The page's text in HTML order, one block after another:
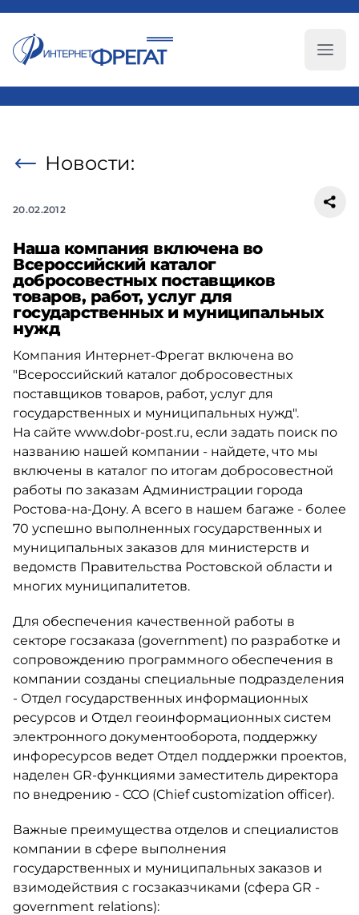
Новости:
20.02.2012
Наша компания включена во
Всероссийский каталог
добросовестных поставщиков
товаров, работ, услуг для
государственных и муниципальных
нужд
Компания Интернет-Фрегат включена во
"Всероссийский каталог добросовестных
поставщиков товаров, работ, услуг для
государственных и муниципальных нужд".
На сайте www.dobr-post.ru, если задать поиск по
названию нашей компании - найдете, что мы
включены в каталог по итогам добросовестной
работы по заказам Администрации города
Ростова-на-Дону. А всего в нашем багаже - более
70 успешно выполненных государственных и
муниципальных заказов для министерств и
ведомств Правительства Ростовской области и
многих муниципалитетов.
Для обеспечения качественной работы в
секторе госзаказа (government) по разработке и
сопровождению программного обеспечения в
компании созданы специальные подразделения
- Отдел государственных информационных
ресурсов и Отдел геоинформационных систем
электронного документооборота, поддержку
инфоресурсов ведет Отдел поддержки проектов,
наделен GR-функциями замеcтитель директора
по внедрению - CCO (Chief customization officer).
Важные преимущества отделов и специалистов
компании в сфере выполнения
государственных и муниципальных заказов и
взимодействия с госзаказчиками (сфера GR -
government relations):